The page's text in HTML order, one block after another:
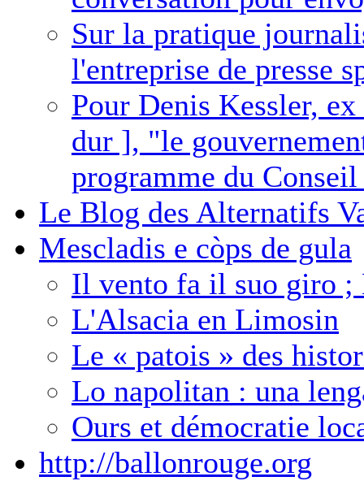
Sur la pratique
l'entreprise de presse
Pour Denis Kessler,
dur ], "le
programme du
Le Blog des Alternatifs
Mescladis e còps de gula
Il vento fa il suo giro ;
L'Alsacia en Limosin
Le « patois » des
Lo napolitan : una
Ours et démocratie
http://ballonrouge.org